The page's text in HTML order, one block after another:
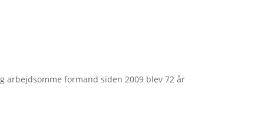
arbejdsomme formand siden 2009 blev 72 år